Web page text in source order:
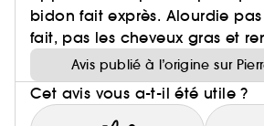
bidon fait exprès. Alourdie
fait, pas les cheveux gras et
Avis publié à l’origine sur
Cet avis vous a-t-il été utile ?